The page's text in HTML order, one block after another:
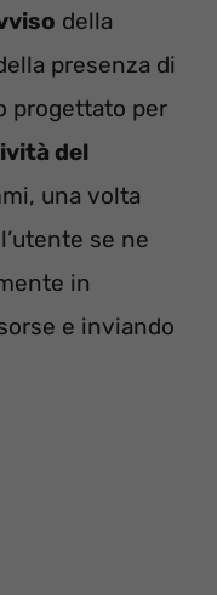
della
presenza di
progettato per
del
una volta
se ne
in
e inviando